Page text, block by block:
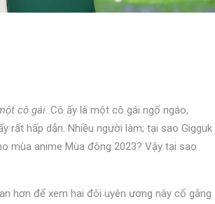
cô gái. Cô ấy là một cô gái ngổ ngáo,
rất hấp dẫn. Nhiều người làm; tại sao Gigguk
mùa anime Mùa đông 2023? Vậy tại sao
hơn để xem hai đôi uyên ương này cố gắng